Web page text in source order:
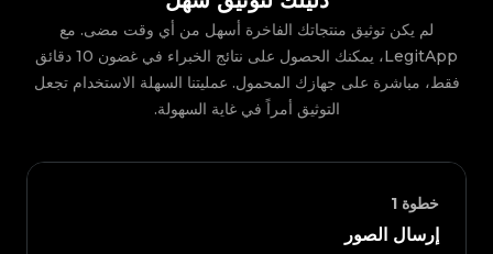
لم يكن توثيق منتجاتك الفاخرة أسهل من أي وقت مضى. مع
LegitApp، يمكنك الحصول على نتائج الخبراء في غضون 10 دقائق
فقط، مباشرة على جهازك المحمول. عمليتنا السهلة الاستخدام تجعل
التوثيق أمراً في غاية السهولة.
خطوة 1
إرسال الصور